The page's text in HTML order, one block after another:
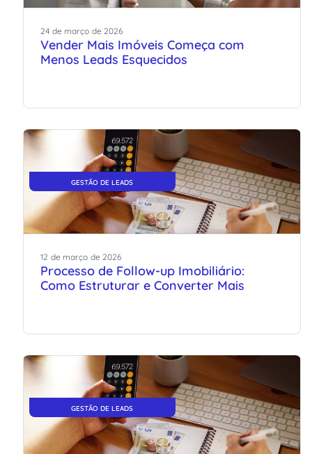
24 de março de 2026
Vender Mais Imóveis Começa com
Menos Leads Esquecidos
GESTÃO DE LEADS
12 de março de 2026
Processo de Follow-up Imobiliário:
Como Estruturar e Converter Mais
GESTÃO DE LEADS